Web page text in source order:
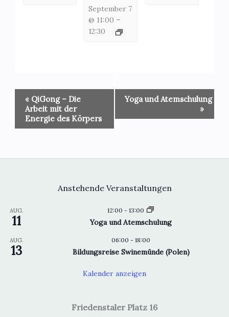
September 7
@ 11:00 –
12:30
Veranstaltung-
Navigation
«QiGong – Die
Arbeit mit der
Energie des Körpers
Yoga und Atemschulung
»
Anstehende Veranstaltungen
AUG.
11
12:00 - 13:00
Yoga und Atemschulung
AUG.
13
06:00 - 18:00
Bildungsreise Swinemünde (Polen)
Kalender anzeigen
Friedenstaler Platz 16